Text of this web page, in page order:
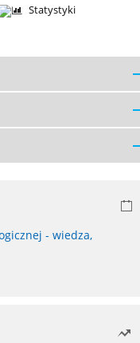
Statystyki
- wiedza,